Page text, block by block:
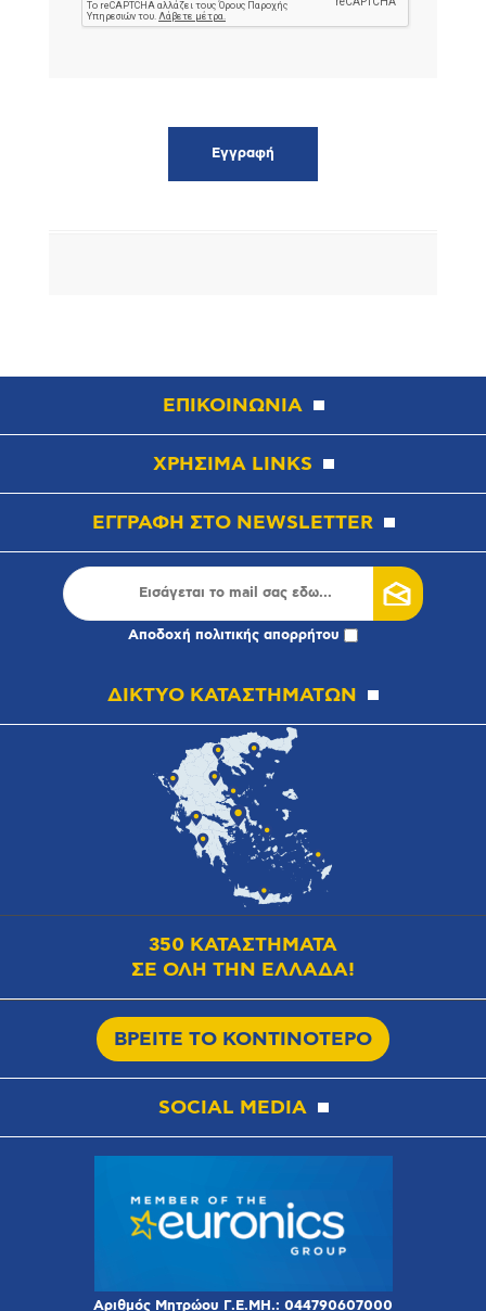
ΕΠΙΚΟΙΝΩΝΙΑ
ΧΡΗΣΙΜΑ LINKS
ΕΓΓΡΑΦΗ ΣΤΟ NEWSLETTER
Αποδοχή πολιτικής απορρήτου
ΔΙΚΤΥΟ ΚΑΤΑΣΤΗΜΑΤΩΝ
350 ΚΑΤΑΣΤΗΜΑΤΑ
ΣΕ ΟΛΗ ΤΗΝ ΕΛΛΑΔΑ!
ΒΡΕΙΤΕ ΤΟ ΚΟΝΤΙΝΟΤΕΡΟ
SOCIAL MEDIA